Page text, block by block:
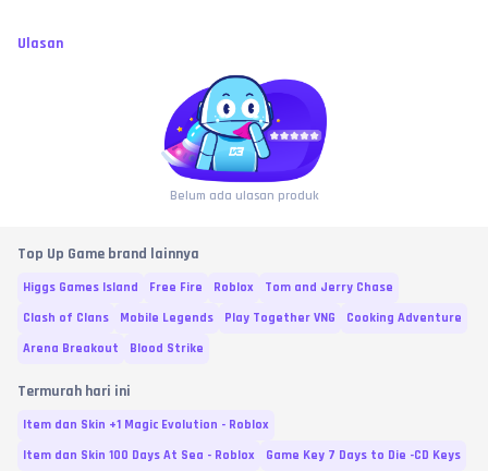
Ulasan
Belum ada ulasan produk
Top Up Game brand lainnya
Higgs Games Island Free Fire Roblox
Tom and Jerry Chase
Clash of Clans
Mobile Legends Play Together VNG
Cooking Adventure
Arena Breakout
Blood Strike
Termurah hari ini
Item dan Skin +1 Magic Evolution - Roblox
Item dan Skin 100 Days At Sea - Roblox
Game Key 7 Days to Die -CD Keys